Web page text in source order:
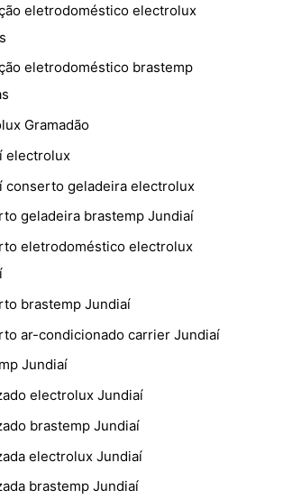
eletrodoméstico electrolux
eletrodoméstico brastemp
Gramadão
electrolux
conserto geladeira electrolux
geladeira brastemp Jundiaí
eletrodoméstico electrolux
brastemp Jundiaí
ar-condicionado carrier Jundiaí
Jundiaí
electrolux Jundiaí
brastemp Jundiaí
electrolux Jundiaí
brastemp Jundiaí